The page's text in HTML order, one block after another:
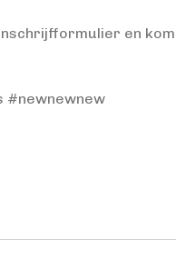
en
#newnewnew